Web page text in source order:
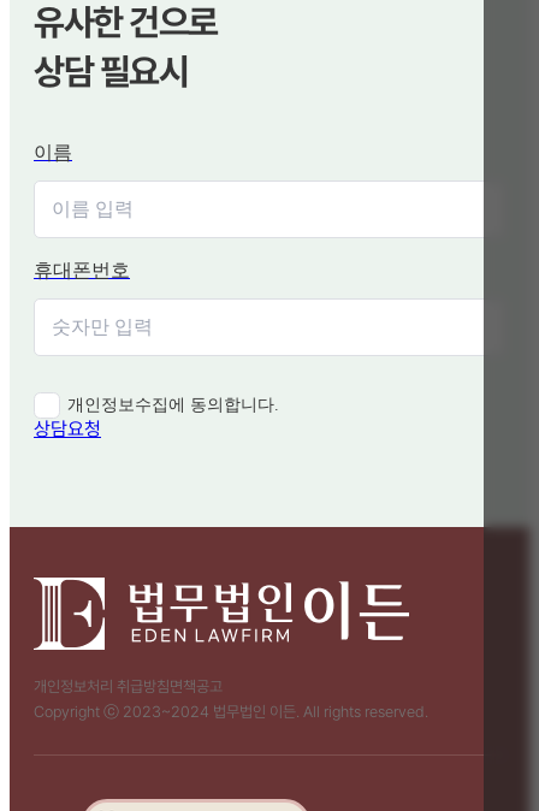
유사한 건으로
상담 필요시
이름
휴대폰번호
개인정보수집에 동의합니다.
상담요청
개인정보처리 취급방침 면책공고
Copyright ⓒ 2023~2024 법무법인 이든. All rights reserved.